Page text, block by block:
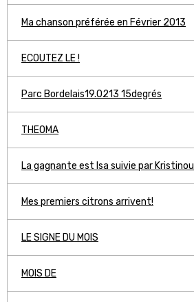
Ma chanson préférée en Février 2013
ECOUTEZ LE !
Parc Bordelais19.0213 15degrés
THEOMA
La gagnante est Isa suivie par Kristinou
Mes premiers citrons arrivent!
LE SIGNE DU MOIS
MOIS DE